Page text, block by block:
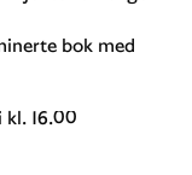
bok med
kl. 16.00